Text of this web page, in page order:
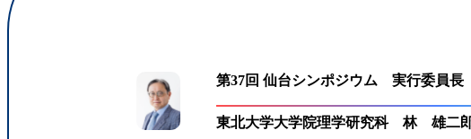
第37回 仙台シンポジウム 実行委員長
東北大学大学院理学研究科 林 雄二